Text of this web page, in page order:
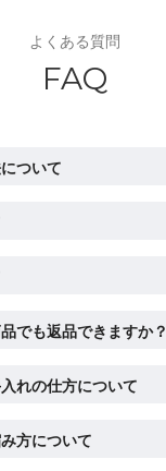
よくある質問
FAQ
ついて
でも返品できますか？
れの仕方について
方について